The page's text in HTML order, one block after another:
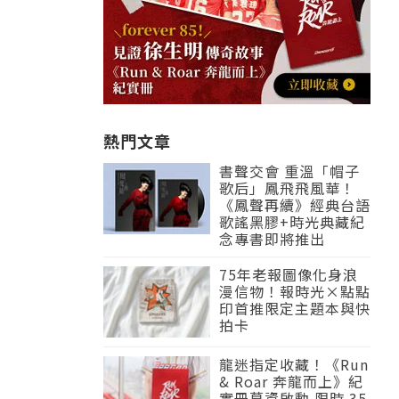
熱門文章
書聲交會 重溫「帽子
歌后」鳳飛飛風華！
《鳳聲再續》經典台語
歌謠黑膠+時光典藏紀
念專書即將推出
75年老報圖像化身浪
漫信物！報時光×點點
印首推限定主題本與快
拍卡
龍迷指定收藏！《Run
& Roar 奔龍而上》紀